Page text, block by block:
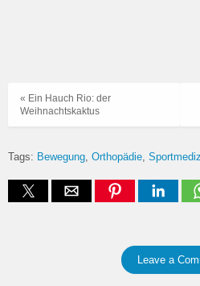
« Ein Hauch Rio: der
Weihnachtskaktus
Tags: Bewegung Orthopädie
Leave a